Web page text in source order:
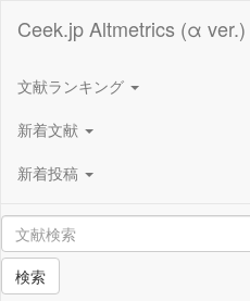
Ceek.jp Altmetrics (α ver.)
文献ランキング
新着文献
新着投稿
検索